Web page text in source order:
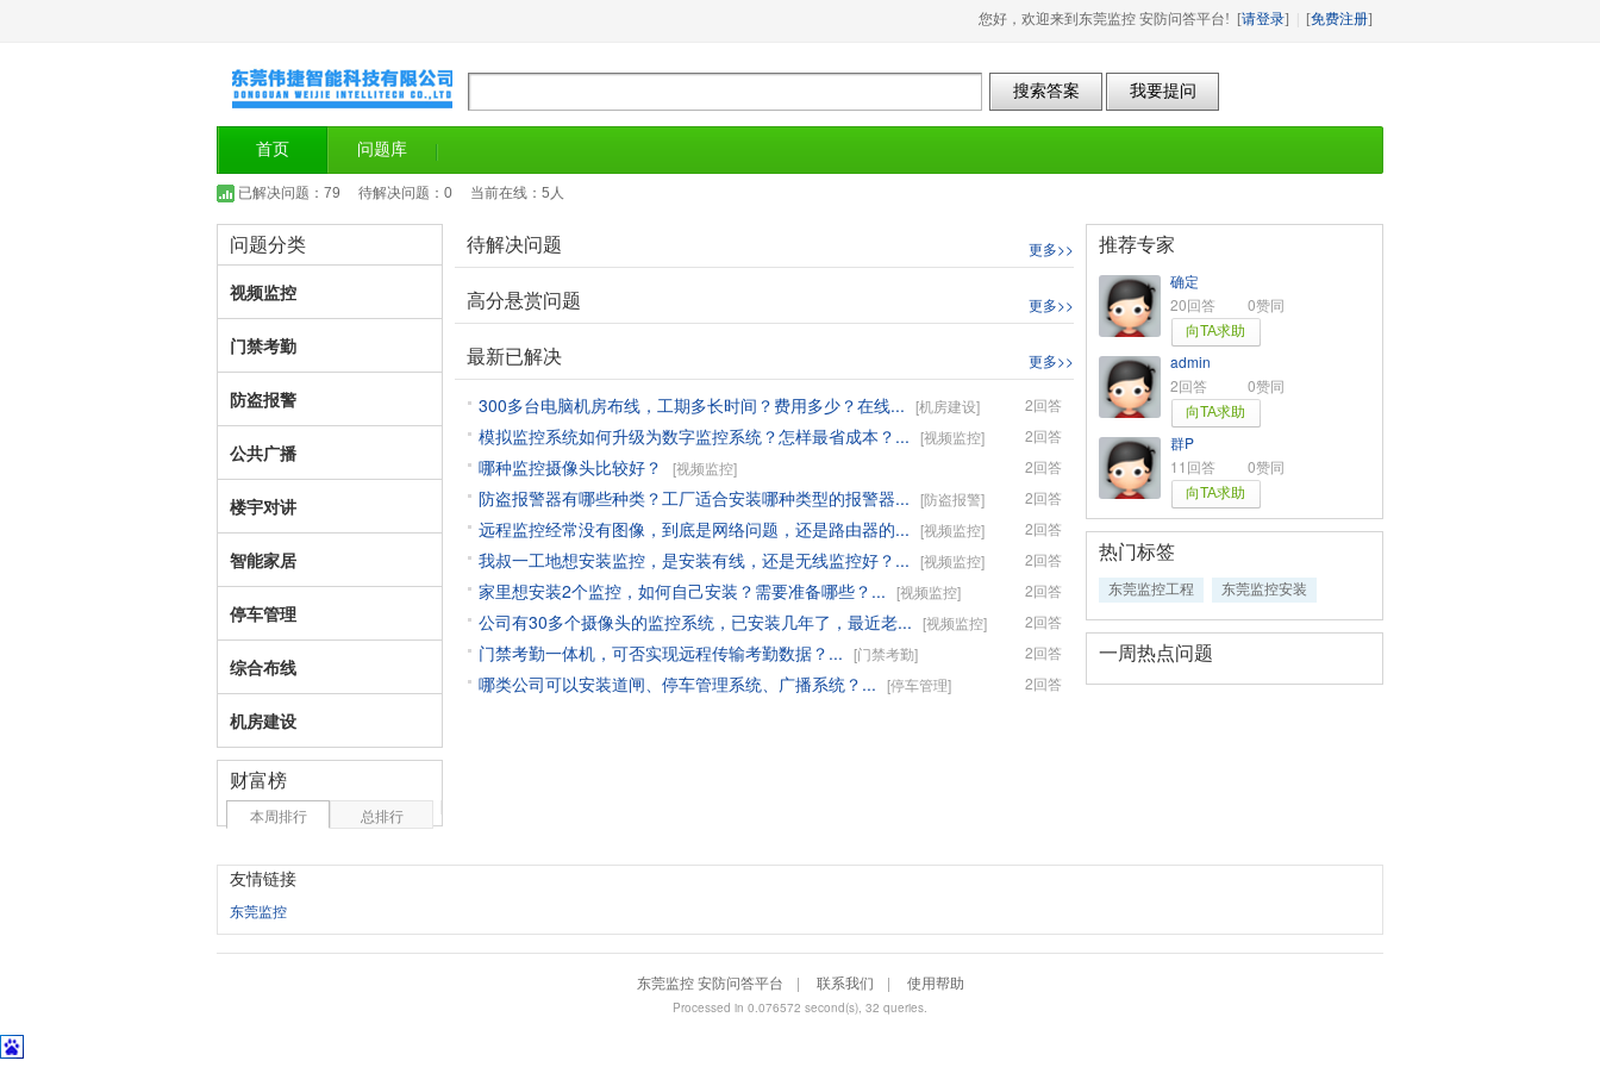
您好，欢迎来到东莞监控 安防问答平台! [请登录] [免费注册]
首页 问题库
已解决问题：79 待解决问题：0 当前在线：5人
问题分类
视频监控
门禁考勤
防盗报警
公共广播
楼宇对讲
智能家居
停车管理
综合布线
机房建设
财富榜
本周排行
总排行
待解决问题 更多>>
高分悬赏问题 更多>>
最新已解决 更多>>
2回答
300多台电脑机房布线，工期多长时间？费用多少？在线... [机房建设]
2回答
模拟监控系统如何升级为数字监控系统？怎样最省成本？... [视频监控]
2回答
哪种监控摄像头比较好？
[视频监控]
2回答
防盗报警器有哪些种类？工厂适合安装哪种类型的报警器... [防盗报警]
2回答
远程监控经常没有图像，到底是网络问题，还是路由器的... [视频监控]
2回答
我叔一工地想安装监控，是安装有线，还是无线监控好？... [视频监控]
2回答
家里想安装2个监控，如何自己安装？需要准备哪些？... [视频监控]
2回答
公司有30多个摄像头的监控系统，已安装几年了，最近老... [视频监控]
2回答
门禁考勤一体机，可否实现远程传输考勤数据？... [门禁考勤]
2回答
哪类公司可以安装道闸、停车管理系统、广播系统？... [停车管理]
推荐专家
确定
20回答
0赞同
admin
2回答
0赞同
群P
11回答
0赞同
热门标签
东莞监控工程
东莞监控安装
一周热点问题
友情链接
东莞监控
东莞监控 安防问答平台 | 联系我们 | 使用帮助
Processed in 0.076572 second(s), 32 queries.